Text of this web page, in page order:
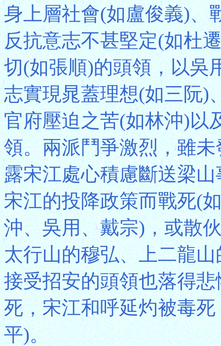
身上層社會(如盧俊義)、
反抗意志不甚堅定(如杜
切(如張順)的頭領，以吳
志實現晁蓋理想(如三阮)
官府壓迫之苦(如林沖)以
領。兩派鬥爭激烈，雖
露宋江處心積慮斷送梁
宋江的投降政策而戰死(
沖、吳用、戴宗)，或散
太行山的穆弘、上二龍
接受招安的頭領也落得
死，宋江和呼延灼被毒
平)。